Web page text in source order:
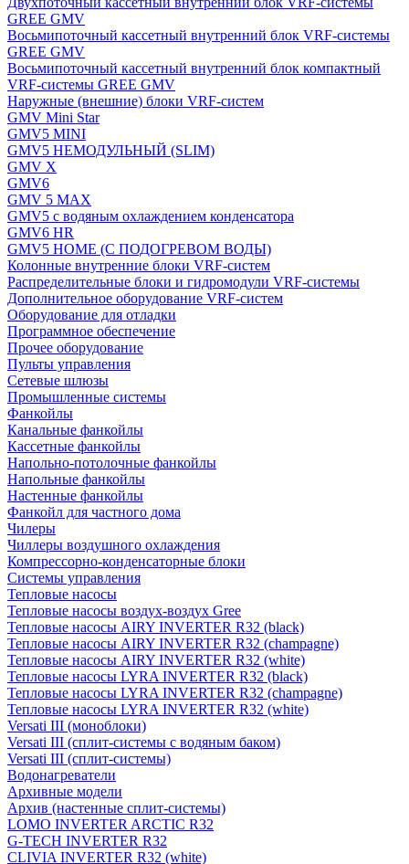
GREE GMV
Восьмипоточный кассетный внутренний блок VRF-системы
GREE GMV
Восьмипоточный кассетный внутренний блок компактный
VRF-системы GREE GMV
Наружные (внешние) блоки VRF-систем
GMV Mini Star
GMV5 MINI
GMV5 НЕМОДУЛЬНЫЙ (SLIM)
GMV X
GMV6
GMV 5 MAX
GMV5 с водяным охлаждением конденсатора
GMV6 HR
GMV5 HOME (С ПОДОГРЕВОМ ВОДЫ)
Колонные внутренние блоки VRF-систем
Распределительные блоки и гидромодули VRF-системы
Дополнительное оборудование VRF-систем
Оборудование для отладки
Программное обеспечение
Прочее оборудование
Пульты управления
Сетевые шлюзы
Промышленные системы
Фанкойлы
Канальные фанкойлы
Кассетные фанкойлы
Напольно-потолочные фанкойлы
Напольные фанкойлы
Настенные фанкойлы
Фанкойл для частного дома
Чилеры
Чиллеры воздушного охлаждения
Компрессорно-конденсаторные блоки
Системы управления
Тепловые насосы
Тепловые насосы воздух-воздух Gree
Тепловые насосы AIRY INVERTER R32 (black)
Тепловые насосы AIRY INVERTER R32 (champagne)
Тепловые насосы AIRY INVERTER R32 (white)
Тепловые насосы LYRA INVERTER R32 (black)
Тепловые насосы LYRA INVERTER R32 (champagne)
Тепловые насосы LYRA INVERTER R32 (white)
Versati III (моноблоки)
Versati III (сплит-системы с водяным баком)
Versati III (сплит-системы)
Водонагреватели
Архивные модели
Архив (настенные сплит-системы)
LOMO INVERTER ARCTIC R32
G-TECH INVERTER R32
CLIVIA INVERTER R32 (white)